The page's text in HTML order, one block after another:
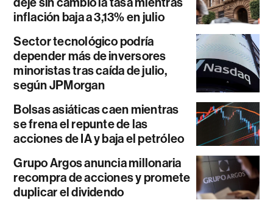
inflación baja a 3,13% en julio
Sector tecnológico podría
depender más de inversores
minoristas tras caída de julio,
según JPMorgan
Bolsas asiáticas caen mientras
se frena el repunte de las
acciones de IA y baja el petróleo
Grupo Argos anuncia millonaria
recompra de acciones y promete
duplicar el dividendo